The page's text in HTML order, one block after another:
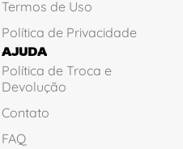
Termos de Uso
Política de Privacidade
AJUDA
Política de Troca e
Devolução
Contato
FAQ